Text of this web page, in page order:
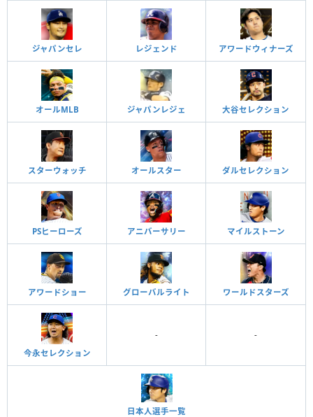
ジャパンセレ レジェンド アワードウィナーズ
オールMLB ジャパンレジェ 大谷セレクション
スターウォッチ オールスター ダルセレクション
PSヒーローズ アニバーサリー マイルストーン
アワードショー グローバルライト ワールドスターズ
今永セレクション
- -
日本人選手一覧